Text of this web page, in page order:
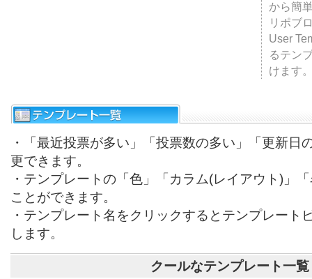
から簡
リポブ
User
るテン
けます
・「最近投票が多い」「投票数の多い」「更新日
更できます。
・テンプレートの「色」「カラム(レイアウト)」
ことができます。
・テンプレート名をクリックするとテンプレート
します。
クールなテンプレート一覧